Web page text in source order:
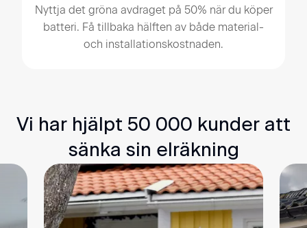
Nyttja det gröna avdraget på 50% när du köper
batteri. Få tillbaka hälften av både material-
och installationskostnaden.
Vi har hjälpt 50 000 kunder att
sänka sin elräkning